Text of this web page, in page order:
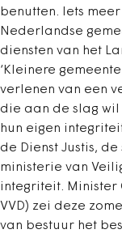
benutten. Iets
Nederlandse
diensten van het
‘Kleinere
verlenen van een
die aan de slag wil
hun eigen
de Dienst Justis,
ministerie van
integriteit. Minister
VVD) zei deze
van bestuur het